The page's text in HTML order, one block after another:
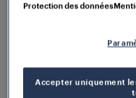
Protection des données
Accepter uniquement